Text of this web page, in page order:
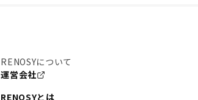
RENOSYについて
運営会社
RENOSYとは